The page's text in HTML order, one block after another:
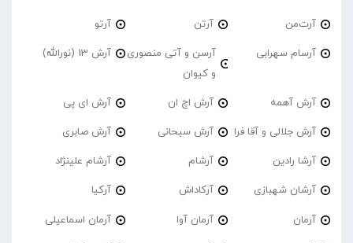
آرت‌من آرتن آرتو
آرسام سهرابی
آرسن و آتی منصوری
و کیوان
آرش 13 (نورالله)
آرش آهمه آرش اچ ان آرش ای پی
آرش جلالی و آقا فرا آرش سبحانی آرش صابری
آرشا رادین آرشام آرشام علینژاد
آرشان شهبازی آرکاداش آرکیا
آرمان آرمان آوا آرمان اسماعیلی